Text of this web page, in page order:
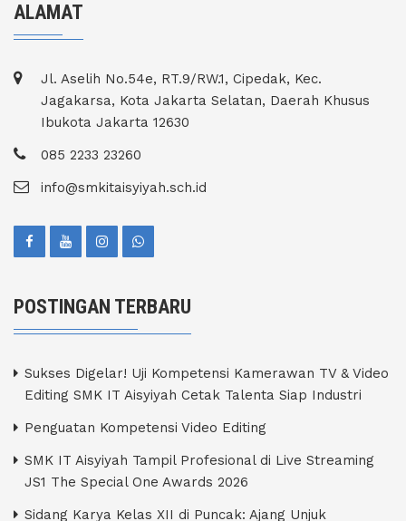
ALAMAT
Jl. Aselih No.54e, RT.9/RW.1, Cipedak, Kec.
Jagakarsa, Kota Jakarta Selatan, Daerah Khusus
Ibukota Jakarta 12630
085 2233 23260
info@smkitaisyiyah.sch.id
POSTINGAN TERBARU
Sukses Digelar! Uji Kompetensi Kamerawan TV & Video
Editing SMK IT Aisyiyah Cetak Talenta Siap Industri
Penguatan Kompetensi Video Editing
SMK IT Aisyiyah Tampil Profesional di Live Streaming
JS1 The Special One Awards 2026
Sidang Karya Kelas XII di Puncak: Ajang Unjuk